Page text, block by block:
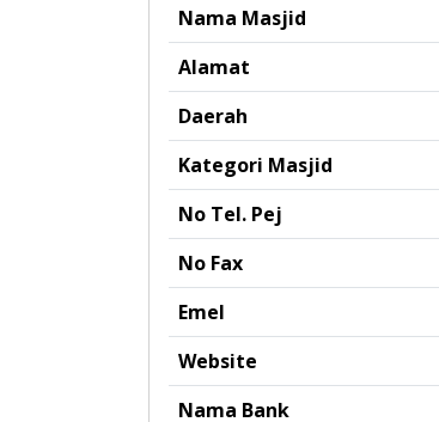
Nama Masjid
Alamat
Daerah
Kategori Masjid
No Tel. Pej
No Fax
Emel
Website
Nama Bank